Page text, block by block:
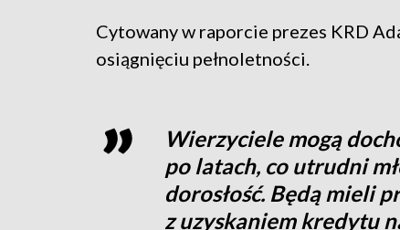
Cytowany w raporcie prezes KRD
osiągnięciu pełnoletności.
Wierzyciele mogą
po latach, co utrudni
dorosłość. Będą mieli
z uzyskaniem kredytu